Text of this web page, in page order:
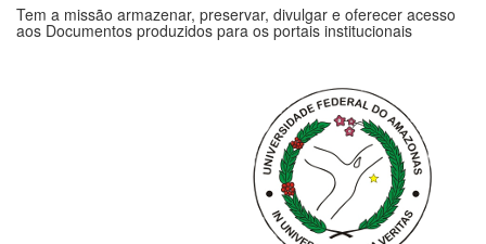
Tem a missão armazenar, preservar, divulgar e oferecer acesso
aos Documentos produzidos para os portais institucionais